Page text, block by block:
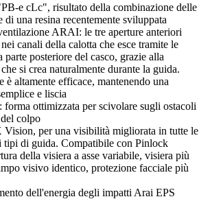
e cLc", risultato della combinazione delle
una resina recentemente sviluppata
ARAI: le tre aperture anteriori
canali della calotta che esce tramite le
parte posteriore del casco, grazie alla
si crea naturalmente durante la guida.
è altamente efficace, mantenendo una
e liscia
forma ottimizzata per scivolare sugli ostacoli
colpo
per una visibilità migliorata in tutte le
tipi di guida. Compatibile con Pinlock
della visiera a asse variabile, visiera più
visivo identico, protezione facciale più
dell'energia degli impatti Arai EPS